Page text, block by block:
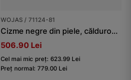
WOJAS / 71124-81
Cizme negre din piele, călduroase, cu toc
506.90 Lei
Cel mai mic preț: 623.99 Lei
Preț normal: 779.00 Lei